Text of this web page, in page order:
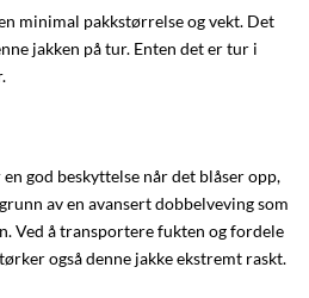
minimal pakkstørrelse og vekt. Det
jakken på tur. Enten det er tur i
god beskyttelse når det blåser opp,
av en avansert dobbelveving som
Ved å transportere fukten og fordele
også denne jakke ekstremt raskt.